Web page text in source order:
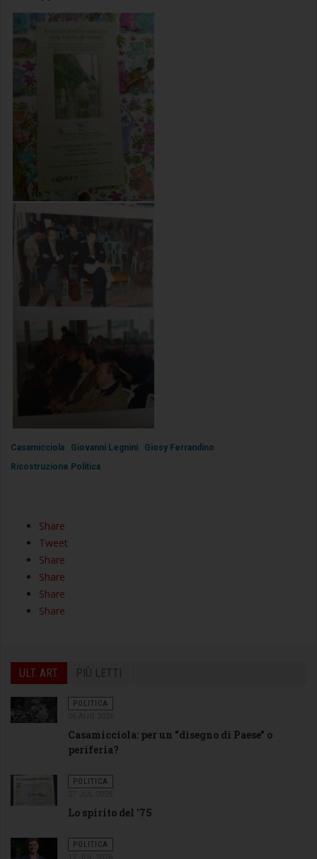
Casamicciola Giovanni Legnini
Giosy Ferrandino
Ricostruzione Politica
Share
Tweet
Share
Share
Share
Share
ULT. ART. PIÙ LETTI
POLITICA
Casamicciola: per un "disegno di Paese" o
periferia?
POLITICA
Lo spirito del '75
POLITICA